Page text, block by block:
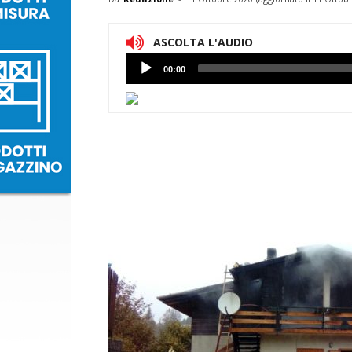
ASCOLTA L'AUDIO
Lettore
Audio
00:00